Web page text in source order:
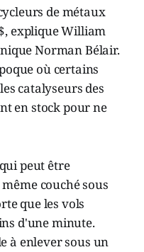
de métaux
explique William
Norman Bélair.
où certains
catalyseurs des
en stock pour ne
peut être
couché sous
que les vols
d'une minute.
à enlever sous un